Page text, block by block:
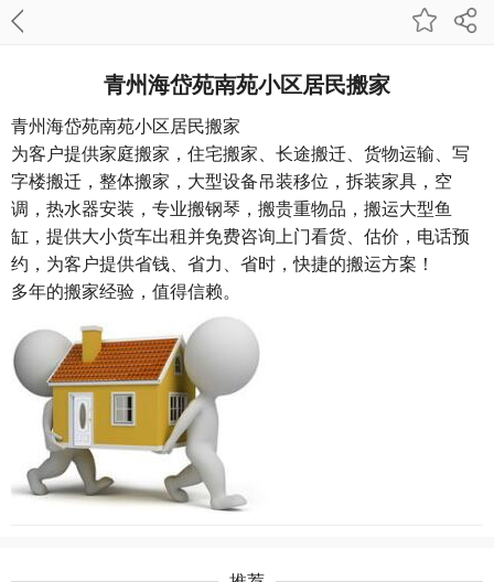
青州海岱苑南苑小区居民搬家
青州海岱苑南苑小区居民搬家
为客户提供家庭搬家，住宅搬家、长途搬迁、货物运输、写
字楼搬迁，整体搬家，大型设备吊装移位，拆装家具，空
调，热水器安装，专业搬钢琴，搬贵重物品，搬运大型鱼
缸，提供大小货车出租并免费咨询上门看货、估价，电话预
约，为客户提供省钱、省力、省时，快捷的搬运方案！
多年的搬家经验，值得信赖。